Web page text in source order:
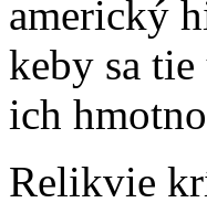
americký
keby sa
ich
Relikvie